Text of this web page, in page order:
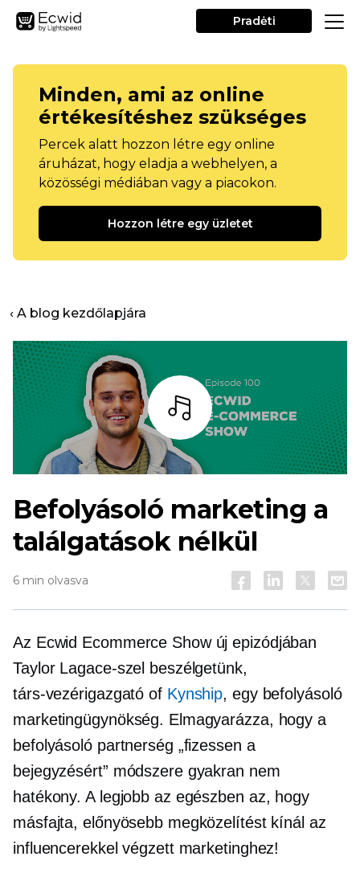
Pradėti
Minden, ami az online
értékesítéshez szükséges
Percek alatt hozzon létre egy online
áruházat, hogy eladja a webhelyen, a
közösségi médiában vagy a piacokon.
Hozzon létre egy üzletet
‹ A blog kezdőlapjára
Hallgass
Befolyásoló marketing a
találgatások nélkül
6 min olvasva
Az Ecwid Ecommerce Show új epizódjában
Taylor Lagace-szel beszélgetünk,
társ-vezérigazgató of Kynship, egy befolyásoló
marketingügynökség. Elmagyarázza, hogy a
befolyásoló partnerség „fizessen a
bejegyzésért” módszere gyakran nem
hatékony. A legjobb az egészben az, hogy
másfajta, előnyösebb megközelítést kínál az
influencerekkel végzett marketinghez!